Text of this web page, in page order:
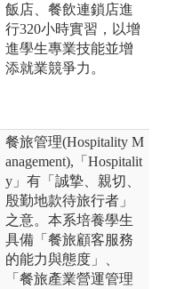
飯店、餐飲連鎖店進
行320小時實習，以增
進學生專業技能並增
添就業競爭力。
餐旅管理(Hospitality M
anagement),「Hospitalit
y」有「誠摯、親切、
殷勤地款待旅行者」
之意。本系培養學生
具備「餐旅顧客服務
的能力與態度」、
「餐旅產業營運管理